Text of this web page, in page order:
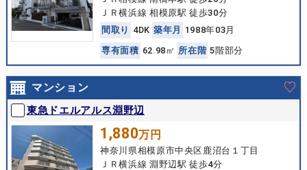
ＪＲ横浜線 相模原駅 徒歩30分
間 取 り 4DK 築年月
1988年03月
専有面積 62.98㎡ 所在 階 5階部分
マンション
東急ドエルアルス淵野辺
1,880万円
神奈川県相模原市中央区鹿沼台１丁目
ＪＲ横浜線 淵野辺駅 徒歩4分